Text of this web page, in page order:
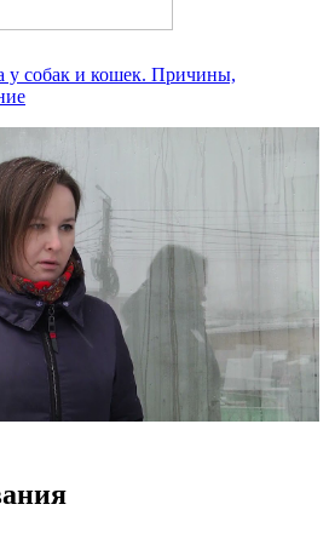
у собак и кошек. Причины,